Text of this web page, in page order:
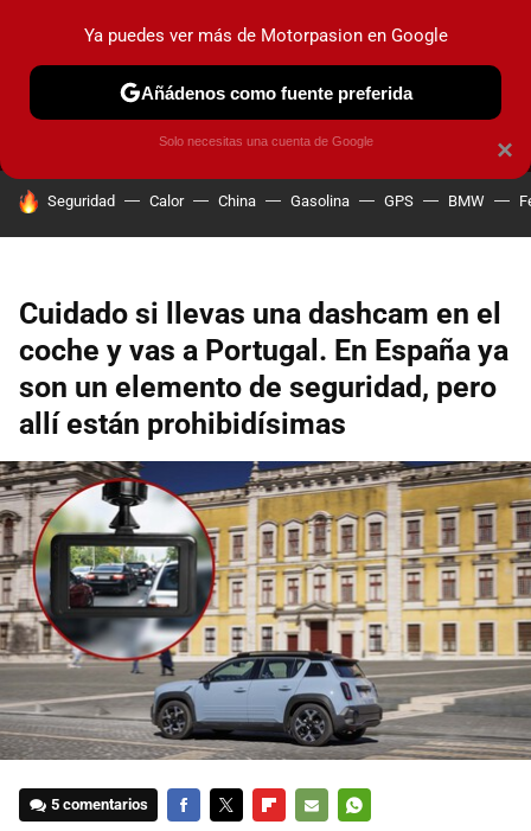
MENÚ NUEVO
COCHES ELÉCTRICOS OBSERVATORIO
HOY SE HABLA DE
Seguridad Calor China Gasolina GPS BMW
Cuidado si llevas una dashcam en el
coche y vas a Portugal. En España ya
son un elemento de seguridad, pero
allí están prohibidísimas
5 comentarios
×
Ya puedes ver más de Motorpasion en Google
Añádenos como fuente preferida
Solo necesitas una cuenta de Google